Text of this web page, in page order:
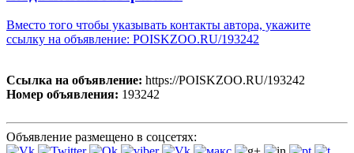
Вместо того чтобы указывать контакты автора, укажите
ссылку на объявление: POISKZOO.RU/193242
Ссылка на объявление: https://POISKZOO.RU/193242
Номер объявления: 193242
Объявление размещено в соцсетях: